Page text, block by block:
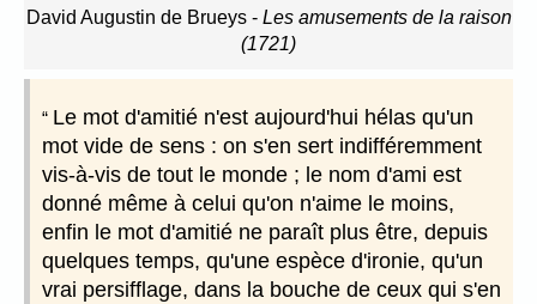
David Augustin de Brueys- Les amusements de la raison
(1721)
Le mot d'amitié n'est aujourd'hui hélas qu'un
mot vide de sens : on s'en sert indifféremment
vis-à-vis de tout le monde ; le nom d'ami est
donné même à celui qu'on n'aime le moins,
enfin le mot d'amitié ne paraît plus être, depuis
quelques temps, qu'une espèce d'ironie, qu'un
vrai persifflage, dans la bouche de ceux qui s'en